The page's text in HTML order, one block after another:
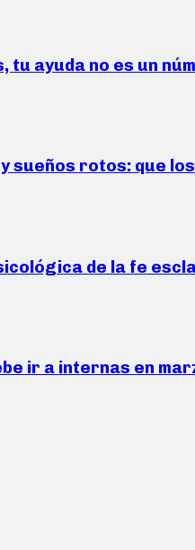
tu ayuda no es un
sueños rotos: que
de la fe
ir a internas en